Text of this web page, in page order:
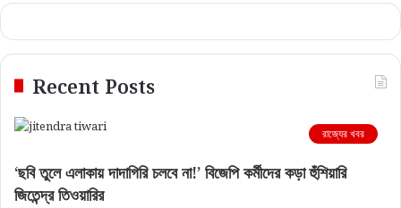
Recent Posts
রাজ্যের খবর
‘ছবি তুলে এলাকায় দাদাগিরি চলবে না!’ বিজেপি কর্মীদের কড়া হুঁশিয়ারি
জিতেন্দ্র তিওয়ারির